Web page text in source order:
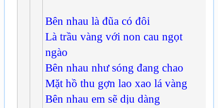
Bên nhau là đũa có đôi
Là trầu vàng với non cau ngọt
ngào
Bên nhau như sóng đang chao
Mặt hồ thu gợn lao xao lá vàng
Bên nhau em sẽ dịu dàng